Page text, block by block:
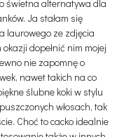
świetna alternatywa dla
Ja stałam się
laurowego ze zdjęcia
dopełnić nim mojej
nie zapomnę o
nawet takich na co
ślubne koki w stylu
włosach, tak
Choć to cacko idealnie